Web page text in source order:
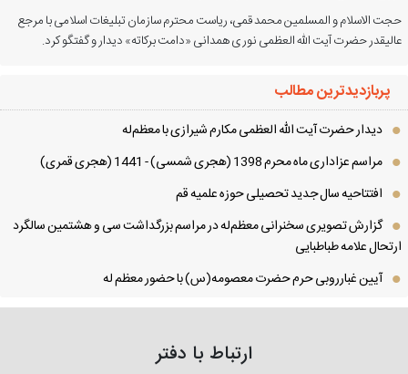
الاسلام و المسلمین محمد قمی، ریاست محترم سازمان تبلیغات اسلامی با مرجع
حضرت آیت الله العظمی نوری همدانی «دامت برکاته» دیدار و گفتگو کرد.
پربازدیدترین مطالب
دیدار حضرت آیت الله العظمی مكارم شیرازی با معظم‌له
مراسم عزاداری ماه محرم 1398 (هجری شمسی) - 1441 (هجری قمری)
افتتاحیه سال جدید تحصیلی حوزه علمیه قم
گزارش تصویری سخنرانی معظم‌له در مراسم بزرگداشت سی و هشتمین سالگرد
علامه طباطبایی
آیین غبارروبی حرم حضرت معصومه(س) با حضور معظم له
ارتباط با دفتر